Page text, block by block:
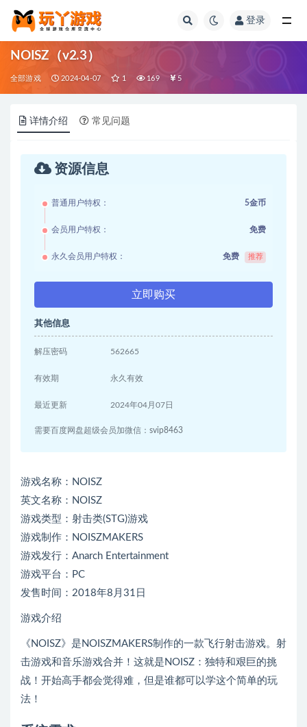
登录
NOISZ（v2.3）
全部游戏 2024-04-07 1 169 5
详情介绍 常见问题
资源信息
普通用户特权： 5金币
会员用户特权： 免费
永久会员用户特权： 免费 推荐
立即购买
其他信息
解压密码 562665
有效期 永久有效
最近更新 2024年04月07日
需要百度网盘超级会员加微信：svip8463
游戏名称：NOISZ
英文名称：NOISZ
游戏类型：射击类(STG)游戏
游戏制作：NOISZMAKERS
游戏发行：Anarch Entertainment
游戏平台：PC
发售时间：2018年8月31日
游戏介绍
《NOISZ》是NOISZMAKERS制作的一款飞行射击游戏。射
击游戏和音乐游戏合并！这就是NOISZ：独特和艰巨的挑
战！开始高手都会觉得难，但是谁都可以学这个简单的玩
法！